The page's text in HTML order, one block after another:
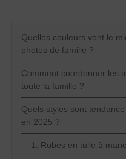
Quelles couleurs vont le
photos de famille ?
Comment coordonner les
toute la famille ?
Quels styles sont
en 2025 ?
1. Robes en tulle à